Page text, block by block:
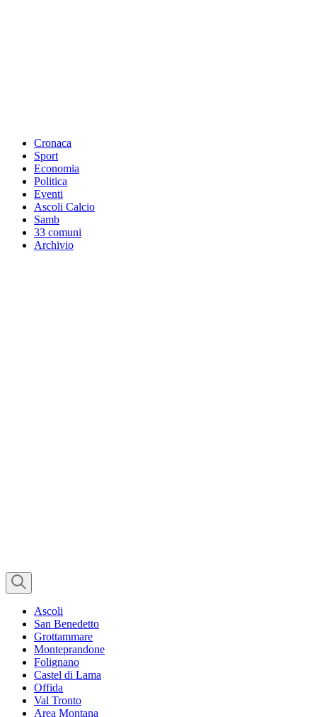
Cronaca
Sport
Economia
Politica
Eventi
Ascoli Calcio
Samb
33 comuni
Archivio
Ascoli
San Benedetto
Grottammare
Monteprandone
Folignano
Castel di Lama
Offida
Val Tronto
Area Montana